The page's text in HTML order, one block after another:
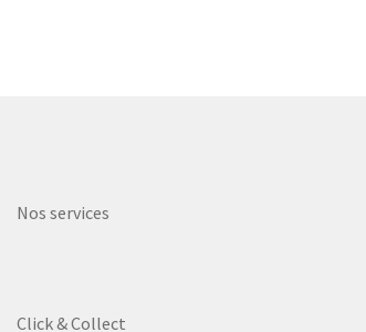
Nos services
Click & Collect